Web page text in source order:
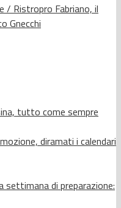
/ Ristropro Fabriano, il
Gnecchi
tutto come sempre
diramati i calendari
settimana di preparazione: